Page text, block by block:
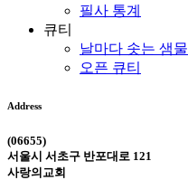
필사 통계
큐티
날마다 솟는 샘물
오픈 큐티
Address
(06655)
서울시 서초구 반포대로 121
사랑의교회